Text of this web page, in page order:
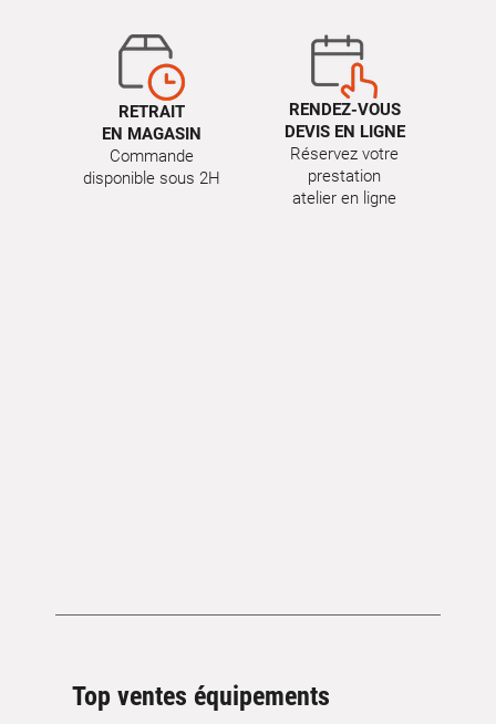
RETRAIT
EN MAGASIN
Commande
disponible sous 2H
RENDEZ-VOUS
DEVIS EN LIGNE
Réservez votre
prestation
atelier en ligne
Top ventes équipements